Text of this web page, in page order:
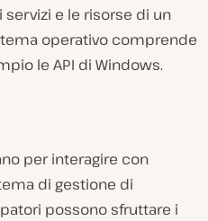
servizi e le risorse di un
operativo comprende
le API di Windows.
per interagire con
di gestione di
possono sfruttare i